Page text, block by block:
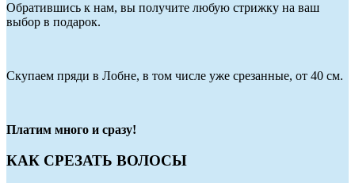
Обратившись к нам, вы получите любую стрижку на ваш
выбор в подарок.
Скупаем пряди в Лобне, в том числе уже срезанные, от 40 см.
Платим много и сразу!
КАК СРЕЗАТЬ ВОЛОСЫ